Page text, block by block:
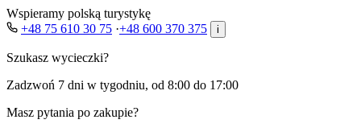
Wspieramy polską turystykę
+48 75 610 30 75 ·+48 600 370 375 i
Szukasz wycieczki?
Zadzwoń 7 dni w tygodniu, od 8:00 do 17:00
Masz pytania po zakupie?